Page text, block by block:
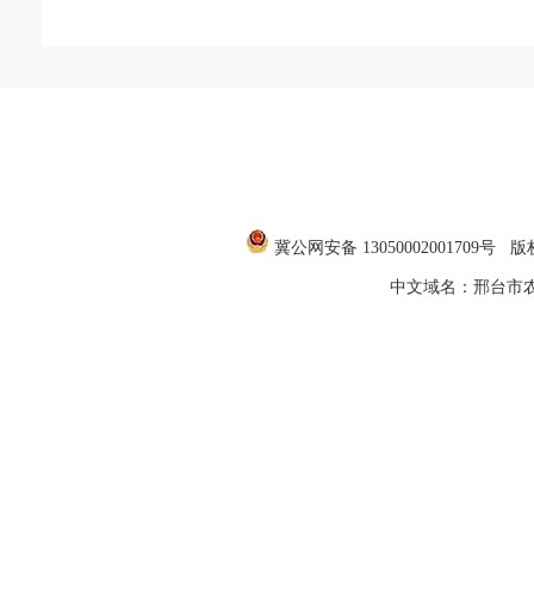
冀公网安备 13050002001709号
中文域名：邢台